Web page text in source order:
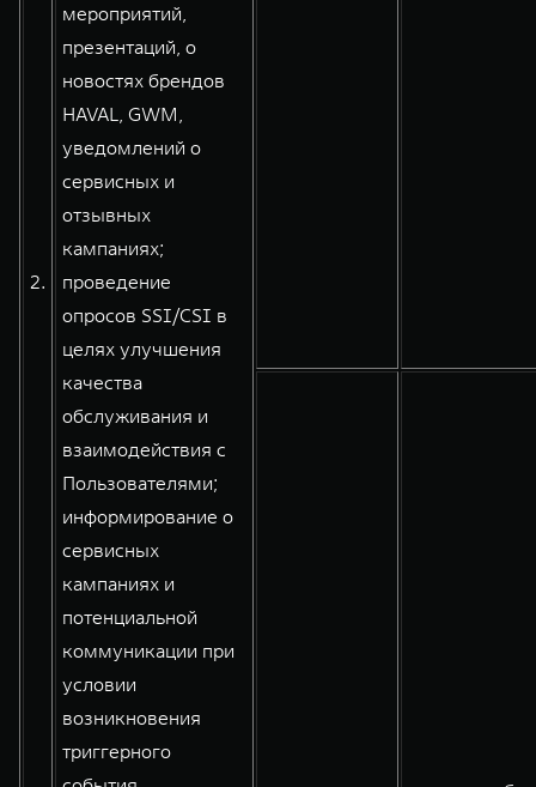
2.
мероприятий,
презентаций, о
новостях брендов
HAVAL, GWM,
уведомлений о
сервисных и
отзывных
кампаниях;
проведение
опросов SSI/CSI в
целях улучшения
качества
обслуживания и
взаимодействия с
Пользователями;
информирование о
сервисных
кампаниях и
потенциальной
коммуникации при
условии
возникновения
триггерного